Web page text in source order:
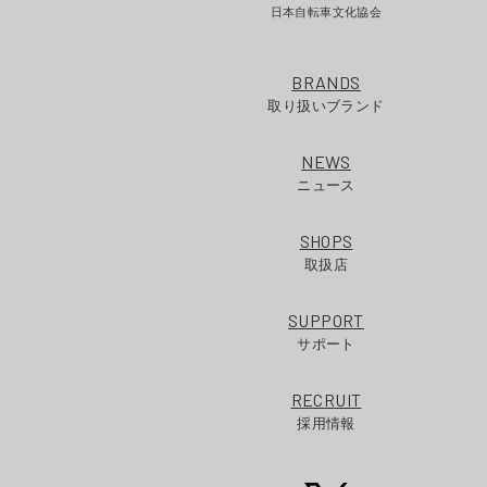
日本自転車文化協会
BRANDS
取り扱いブランド
NEWS
ニュース
SHOPS
取扱店
SUPPORT
サポート
RECRUIT
採用情報